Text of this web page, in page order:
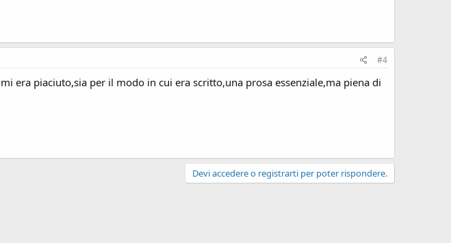
#4
era piaciuto,sia per il modo in cui era scritto,una prosa essenziale,ma piena di
Devi accedere o registrarti per poter rispondere.